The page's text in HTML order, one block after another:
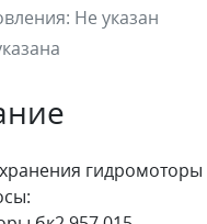
Не указан
гидромоторы